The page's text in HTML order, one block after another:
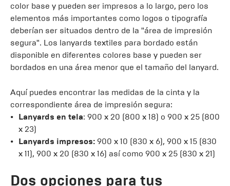
color base y pueden ser impresos a lo largo, pero los
elementos más importantes como logos o tipografía
deberían ser situados dentro de la "área de impresión
segura". Los lanyards textiles para bordado están
disponible en diferentes colores base y pueden ser
bordados en una área menor que el tamaño del lanyard.
Aquí puedes encontrar las medidas de la cinta y la
correspondiente área de impresión segura:
Lanyards en tela: 900 x 20 (800 x 18) o 900 x 25 (800
x 23)
Lanyards impresos: 900 x 10 (830 x 6), 900 x 15 (830
x 11), 900 x 20 (830 x 16) así como 900 x 25 (830 x 21)
Dos opciones para tus